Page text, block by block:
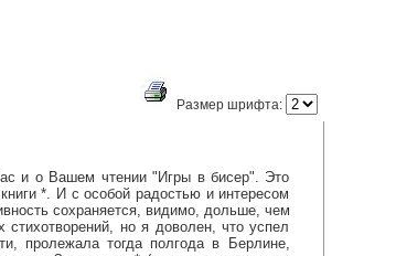
Размер шрифта:
и о Вашем чтении "Игры в бисер". Это
*. И с особой радостью и интересом
сохраняется, видимо, дольше, чем
но я доволен, что успел
пролежала тогда полгода в Берлине,